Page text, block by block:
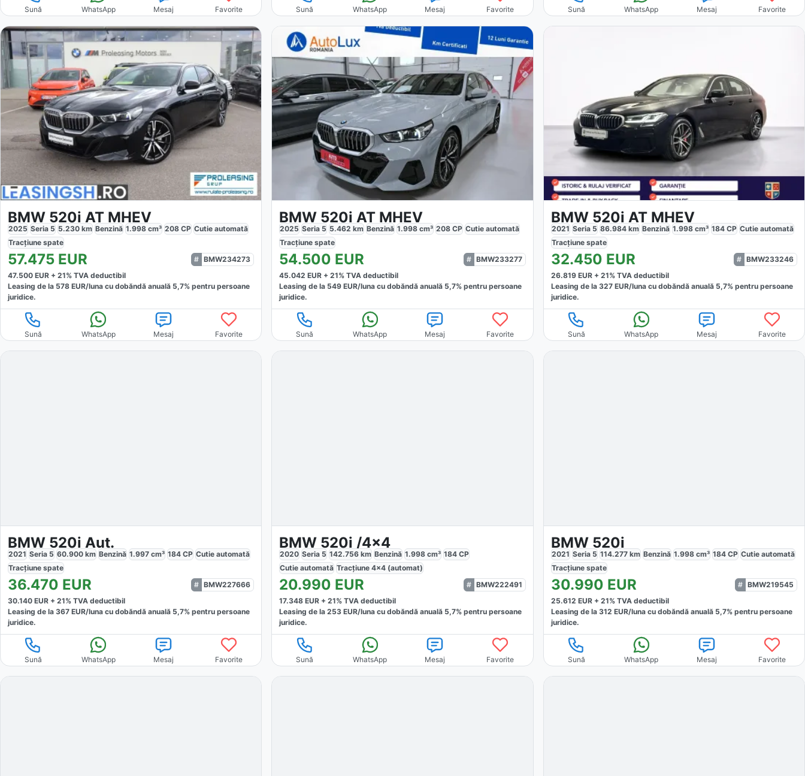
Sună WhatsApp Mesaj Favorite Sună WhatsApp Mesaj Favorite Sună WhatsApp Mesaj Favorite
BMW 520i AT MHEV
2025 Seria 5 5.230 km Benzină 1.998 cm³ 208 CP Cutie automată
Tracțiune spate
57.475 EUR
BMW234273
47.500 EUR + 21% TVA deductibil
Leasing de la 578 EUR/luna cu dobăndă anuală 5,7% pentru persoane
juridice.
Sună WhatsApp Mesaj Favorite
BMW 520i AT MHEV
2025 Seria 5 5.462 km Benzină 1.998 cm³ 208 CP Cutieautomată
Tracțiunespate
54.500 EUR
BMW233277
45.042 EUR +21% TVA deductibil
Leasing de la 549 EUR/luna cu dobăndă anuală 5,7% pentru persoane
juridice.
Sună WhatsApp Mesaj Favorite
BMW 520i AT MHEV
2021 Seria 5 86.984km Benzină 1.998cm³ 184CP Cutie automată
Tracțiune spate
32.450 EUR
BMW233246
26.819EUR + 21% TVA deductibil
Leasing de la 327EUR/lunacu dobăndă anuală 5,7% pentru persoane
juridice.
Sună WhatsApp Mesaj Favorite
BMW 520i Aut.
2021 Seria 5 60.900 km Benzină 1.997 cm³ 184 CP Cutie automată
Tracțiune spate
36.470 EUR
BMW227666
30.140 EUR + 21% TVA deductibil
Leasing de la 367 EUR/luna cu dobăndă anuală 5,7% pentru persoane
juridice.
Sună WhatsApp Mesaj Favorite
BMW 520i /4x4
2020 Seria 5 142.756 km Benzină 1.998 cm³ 184 CP
Cutieautomată Tracțiune4x4 (automat)
20.990 EUR
BMW222491
17.348 EUR +21% TVA deductibil
Leasing de la253 EUR/luna cu dobăndă anuală 5,7% pentru persoane
juridice.
Sună WhatsApp Mesaj Favorite
BMW 520i
2021 Seria 5 114.277km Benzină 1.998cm³ 184CP Cutie automată
Tracțiune spate
30.990 EUR
BMW219545
25.612 EUR + 21% TVA deductibil
Leasing de la 312 EUR/lunacu dobăndă anuală 5,7% pentru persoane
juridice.
Sună WhatsApp Mesaj Favorite